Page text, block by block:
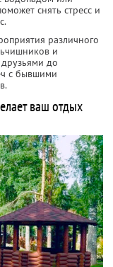
снять стресс и
различного
и
до
с бывшими
ваш отдых